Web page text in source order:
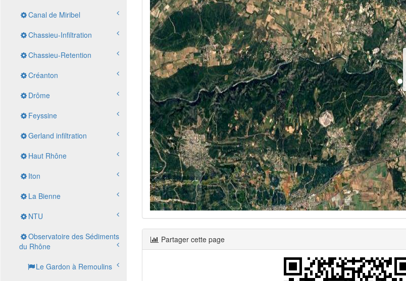
Canal de Miribel
Chassieu-Infiltration
Chassieu-Retention
Créanton
Drôme
Feyssine
Gerland infiltration
Haut Rhône
Iton
La Bienne
NTU
Observatoire des Sédiments
du Rhône
Le Gardon à Remoulins
Partager cette page